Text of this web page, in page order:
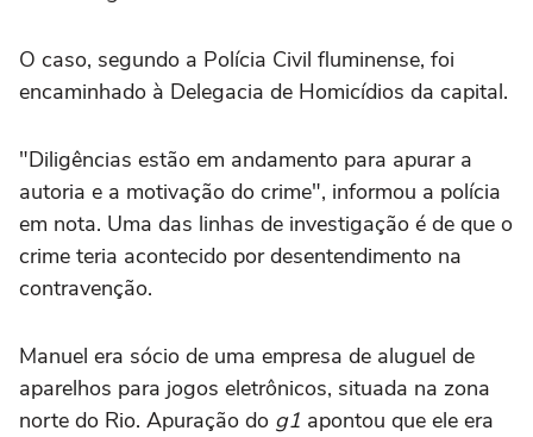
O caso, segundo a Polícia Civil fluminense, foi
encaminhado à Delegacia de Homicídios da capital.
"Diligências estão em andamento para apurar a
autoria e a motivação do crime", informou a polícia
em nota. Uma das linhas de investigação é de que o
crime teria acontecido por desentendimento na
contravenção.
Manuel era sócio de uma empresa de aluguel de
aparelhos para jogos eletrônicos, situada na zona
norte do Rio. Apuração do g1 apontou que ele era